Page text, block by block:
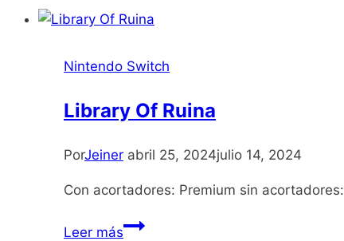
Nintendo Switch
Library Of Ruina
PorJeiner abril 25, 2024julio 14, 2024
Con acortadores: Premium sin acortadores:
Leer másLibrary